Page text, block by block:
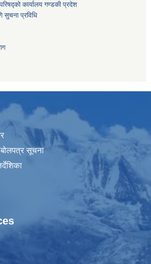
कार्यालय गण्डकी प्रदेश
सुचना प्रविधि
सूचना